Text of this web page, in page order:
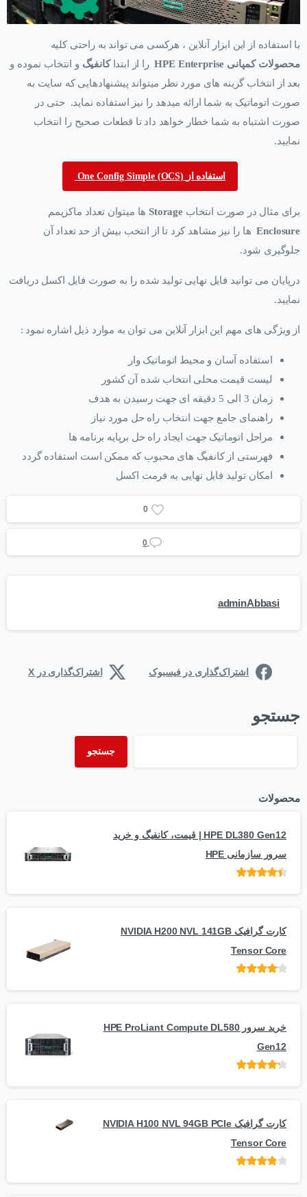
با استفاده از این ابزار آنلاین ، هرکسی می تواند به راحتی کلیه
محصولات کمپانی HPE Enterprise
را از ابتداکانفیگ و انتخاب نموده و
بعد از انتخاب گزینه های مورد نظر میتواند پیشنهادهایی که سایت به
صورت اتوماتیک به شما ارائه میدهد را نیز استفاده نماید. حتی در
صورت اشتباه به شما خطار خواهد داد تا قطعات صحیح را انتخاب
نمایید.
One Config Simple (OCS) استفاده از
برای مثال در صورت انتخاب Storage
ها میتوان تعداد ماکزیمم
Enclosure ها را نیز مشاهد کرد تا از انتخب بیش از حد تعداد آن
جلوگیری شود.
درپایان می توانید فایل نهایی تولید شده را به صورت فایل اکسل دریافت
نمایید.
از ویژگی های مهم این ابزار آنلاین می توان به موارد ذیل اشاره نمود :
استفاده آسان و محیط اتوماتیک وار
لیست قیمت محلی انتخاب شده آن کشور
زمان 3 الی 5 دقیقه ای جهت رسیدن به هدف
راهنمای جامع جهت انتخاب راه حل مورد نیاز
مراحل اتوماتیک جهت ایجاد راه حل برپایه برنامه ها
فهرستی از کانفیگ های محبوب که ممکن است استفاده گردد
امکان تولید فایل نهایی به فرمت اکسل
0
0
adminAbbasi
اشتراک‌گذاری در فیسبوک اشتراک‌گذاری در X
جستجو
جستجو
محصولات
HPE DL380 Gen12 | قیمت، کانفیگ و خرید
سرور سازمانی HPE
کارت گرافیک NVIDIA H200 NVL 141GB
Tensor Core
5
خرید سرور HPE ProLiant Compute DL580
Gen12
کارت گرافیک NVIDIA H100 NVL 94GB PCIe
Tensor Core
5